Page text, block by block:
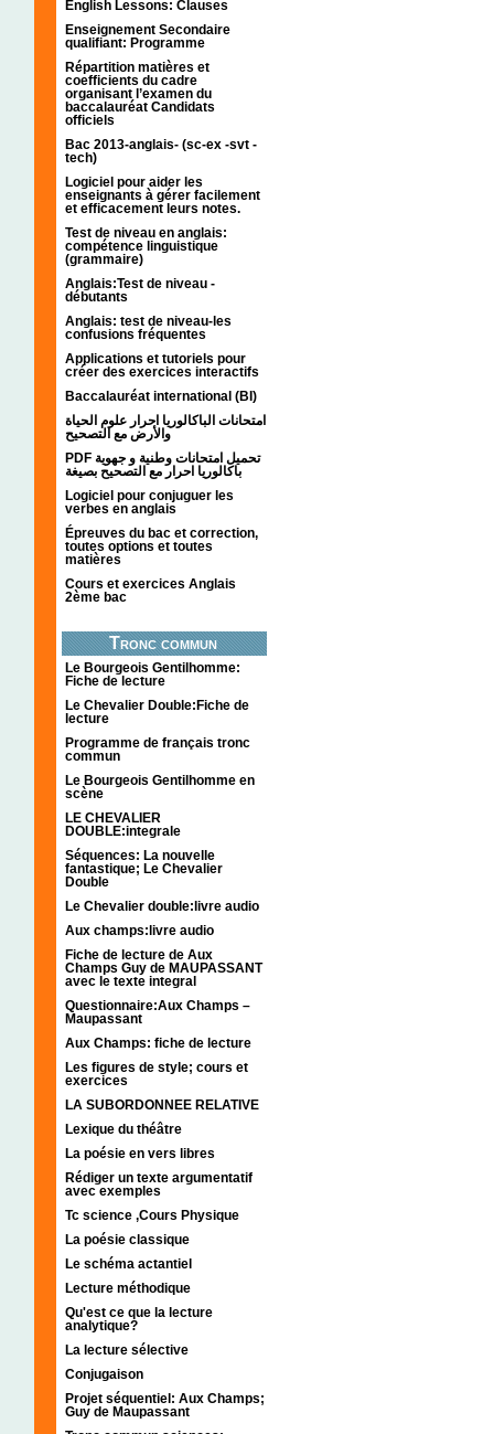
English Lessons: Clauses
Enseignement Secondaire
qualifiant: Programme
Répartition matières et
coefficients du cadre
organisant l’examen du
baccalauréat Candidats
officiels
Bac 2013-anglais- (sc-ex -svt -
tech)
Logiciel pour aider les
enseignants à gérer facilement
et efficacement leurs notes.
Test de niveau en anglais:
compétence linguistique
(grammaire)
Anglais:Test de niveau -
débutants
Anglais: test de niveau-les
confusions fréquentes
Applications et tutoriels pour
créer des exercices interactifs
Baccalauréat international (BI)
امتحانات الباكالوريا احرار علوم الحياة
والأرض مع التصحيح
PDF تحميل امتحانات وطنية و جهوية
باكالوريا احرار مع التصحيح بصيغة
Logiciel pour conjuguer les
verbes en anglais
Épreuves du bac et correction,
toutes options et toutes
matières
Cours et exercices Anglais
2ème bac
Tronc commun
Le Bourgeois Gentilhomme:
Fiche de lecture
Le Chevalier Double:Fiche de
lecture
Programme de français tronc
commun
Le Bourgeois Gentilhomme en
scène
LE CHEVALIER
DOUBLE:integrale
Séquences: La nouvelle
fantastique; Le Chevalier
Double
Le Chevalier double:livre audio
Aux champs:livre audio
Fiche de lecture de Aux
Champs Guy de MAUPASSANT
avec le texte integral
Questionnaire:Aux Champs –
Maupassant
Aux Champs: fiche de lecture
Les figures de style; cours et
exercices
LA SUBORDONNEE RELATIVE
Lexique du théâtre
La poésie en vers libres
Rédiger un texte argumentatif
avec exemples
Tc science ,Cours Physique
La poésie classique
Le schéma actantiel
Lecture méthodique
Qu'est ce que la lecture
analytique?
La lecture sélective
Conjugaison
Projet séquentiel: Aux Champs;
Guy de Maupassant